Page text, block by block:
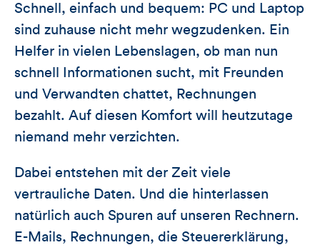
dieses
Artikels
Schnell, einfach und bequem: PC und Laptop
sind zuhause nicht mehr wegzudenken. Ein
Helfer in vielen Lebenslagen, ob man nun
schnell Informationen sucht, mit Freunden
und Verwandten chattet, Rechnungen
bezahlt. Auf diesen Komfort will heutzutage
niemand mehr verzichten.
Dabei entstehen mit der Zeit viele
vertrauliche Daten. Und die hinterlassen
natürlich auch Spuren auf unseren Rechnern.
E-Mails, Rechnungen, die Steuererklärung,